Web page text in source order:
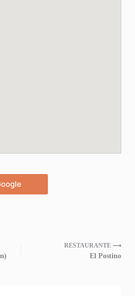
RESTAURANTE ⟶
El Postino